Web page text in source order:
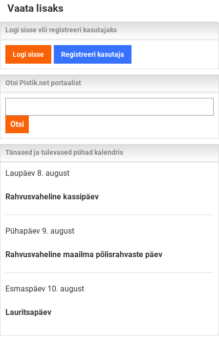
Vaata lisaks
Logi sisse või registreeri kasutajaks
Logi sisse Registreeri kasutaja
Otsi Pistik.net portaalist
kogu
lehelt
Otsi
Tänased ja tulevased pühad kalendris
Laupäev 8. august
Rahvusvaheline kassipäev
Pühapäev 9. august
Rahvusvaheline maailma põlisrahvaste päev
Esmaspäev 10. august
Lauritsapäev